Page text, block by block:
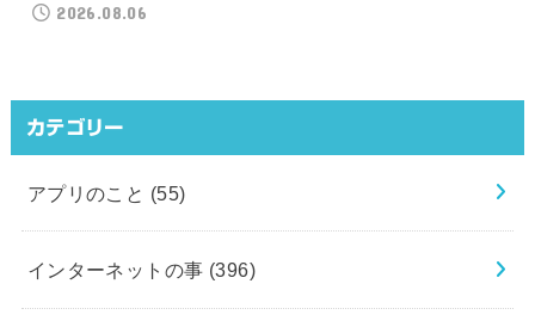
2026.08.06
カテゴリー
アプリのこと (55)
インターネットの事 (396)